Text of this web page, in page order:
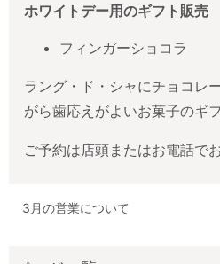
ホワイトデー用のギフト販売
フィンガーショコラ
ラング・ド・シャにチョコレ
がら歯応えがよいお菓子のギ
ご予約は店頭またはお電話で
3月の営業について